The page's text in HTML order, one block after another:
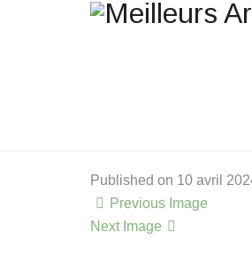
Published on 10 avril
Previous Image
Next Image